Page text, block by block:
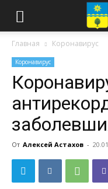
Главная Коронавирус
Коронавирус
От Алексей Астахов -